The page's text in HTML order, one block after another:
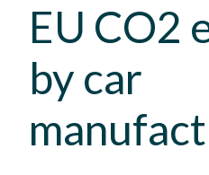
EU CO2
by car